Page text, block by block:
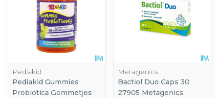
Pediakid
Pediakid Gummies
Probiotica Gommetjes
Metagenics
Bactiol Duo Caps 30
27905 Metagenics